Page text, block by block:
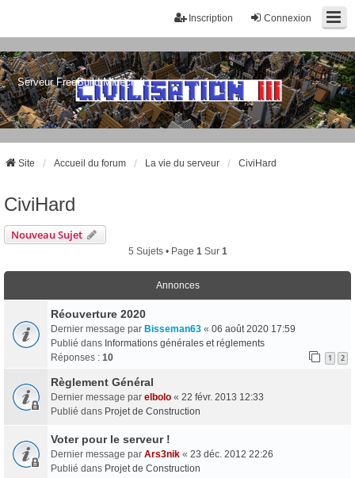
Connexion
Inscription
Serveur FreeBuild Minecraft
Site Accueil du forum La vie du serveur CiviHard
CiviHard
Nouveau Sujet
5 Sujets • Page 1 Sur 1
Annonces
Réouverture 2020
Dernier message par Bisseman63 « 06 août 2020 17:59
Publié dans Informations générales et réglements
Réponses : 10 1 2
Règlement Général
Dernier message par elbolo « 22 févr. 2013 12:33
Publié dans Projet de Construction
Voter pour le serveur !
Dernier message par Ars3nik « 23 déc. 2012 22:26
Publié dans Projet de Construction